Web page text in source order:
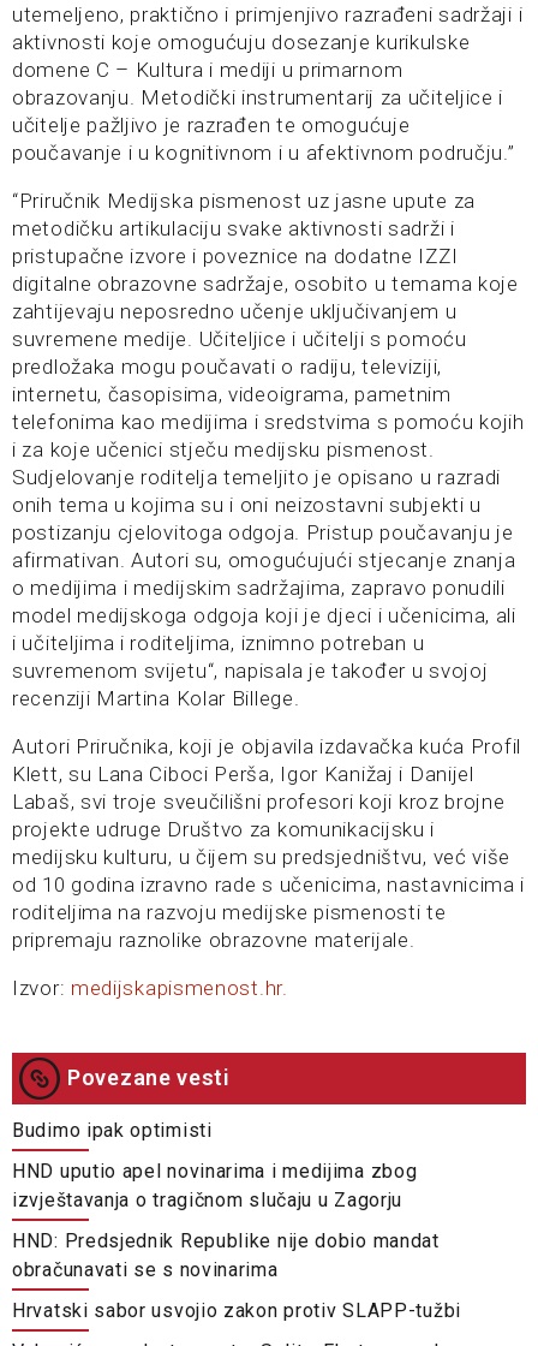
utemeljeno, praktično i primjenjivo razrađeni sadržaji i
aktivnosti koje omogućuju dosezanje kurikulske
domene C – Kultura i mediji u primarnom
obrazovanju. Metodički instrumentarij za učiteljice i
učitelje pažljivo je razrađen te omogućuje
poučavanje i u kognitivnom i u afektivnom području.”
“Priručnik Medijska pismenost uz jasne upute za
metodičku artikulaciju svake aktivnosti sadrži i
pristupačne izvore i poveznice na dodatne IZZI
digitalne obrazovne sadržaje, osobito u temama koje
zahtijevaju neposredno učenje uključivanjem u
suvremene medije. Učiteljice i učitelji s pomoću
predložaka mogu poučavati o radiju, televiziji,
internetu, časopisima, videoigrama, pametnim
telefonima kao medijima i sredstvima s pomoću kojih
i za koje učenici stječu medijsku pismenost.
Sudjelovanje roditelja temeljito je opisano u razradi
onih tema u kojima su i oni neizostavni subjekti u
postizanju cjelovitoga odgoja. Pristup poučavanju je
afirmativan. Autori su, omogućujući stjecanje znanja
o medijima i medijskim sadržajima, zapravo ponudili
model medijskoga odgoja koji je djeci i učenicima, ali
i učiteljima i roditeljima, iznimno potreban u
suvremenom svijetu“, napisala je također u svojoj
recenziji Martina Kolar Billege.
Autori Priručnika, koji je objavila izdavačka kuća Profil
Klett, su Lana Ciboci Perša, Igor Kanižaj i Danijel
Labaš, svi troje sveučilišni profesori koji kroz brojne
projekte udruge Društvo za komunikacijsku i
medijsku kulturu, u čijem su predsjedništvu, već više
od 10 godina izravno rade s učenicima, nastavnicima i
roditeljima na razvoju medijske pismenosti te
pripremaju raznolike obrazovne materijale.
Izvor: medijskapismenost.hr.
Povezane vesti
Budimo ipak optimisti
HND uputio apel novinarima i medijima zbog
izvještavanja o tragičnom slučaju u Zagorju
HND: Predsjednik Republike nije dobio mandat
obračunavati se s novinarima
Hrvatski sabor usvojio zakon protiv SLAPP-tužbi